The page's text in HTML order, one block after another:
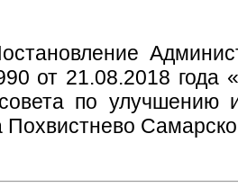
от 21.08.2018 года
по улучшению
Похвистнево